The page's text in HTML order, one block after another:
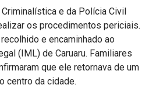
e da Polícia Civil
os procedimentos periciais.
e encaminhado ao
(IML) de Caruaru. Familiares
que ele retornava de um
centro da cidade.